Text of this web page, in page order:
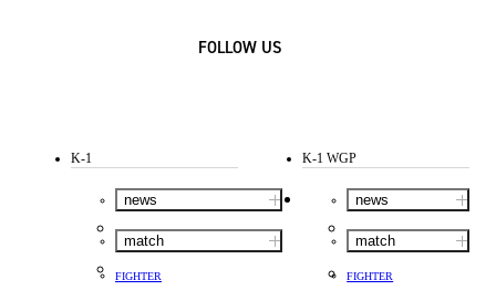
FOLLOW US
K-1
news
match
FIGHTER
K-1 WGP
news
match
FIGHTER